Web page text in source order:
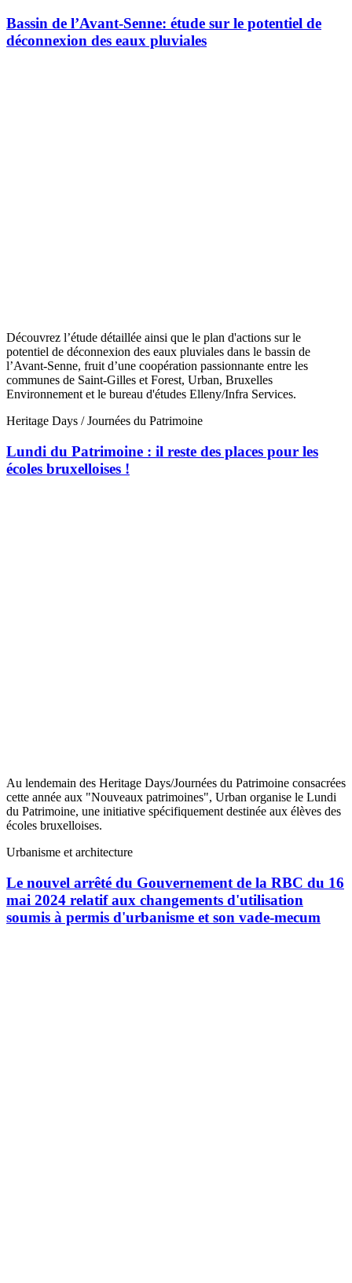
Bassin de l’Avant-Senne: étude sur le potentiel de
déconnexion des eaux pluviales
Découvrez l’étude détaillée ainsi que le plan d'actions sur le
potentiel de déconnexion des eaux pluviales dans le bassin de
l’Avant-Senne, fruit d’une coopération passionnante entre les
communes de Saint-Gilles et Forest, Urban, Bruxelles
Environnement et le bureau d'études Elleny/Infra Services.
Heritage Days / Journées du Patrimoine
Lundi du Patrimoine : il reste des places pour les
écoles bruxelloises !
Au lendemain des Heritage Days/Journées du Patrimoine consacrées
cette année aux "Nouveaux patrimoines", Urban organise le Lundi
du Patrimoine, une initiative spécifiquement destinée aux élèves des
écoles bruxelloises.
Urbanisme et architecture
Le nouvel arrêté du Gouvernement de la RBC du 16
mai 2024 relatif aux changements d'utilisation
soumis à permis d'urbanisme et son vade-mecum